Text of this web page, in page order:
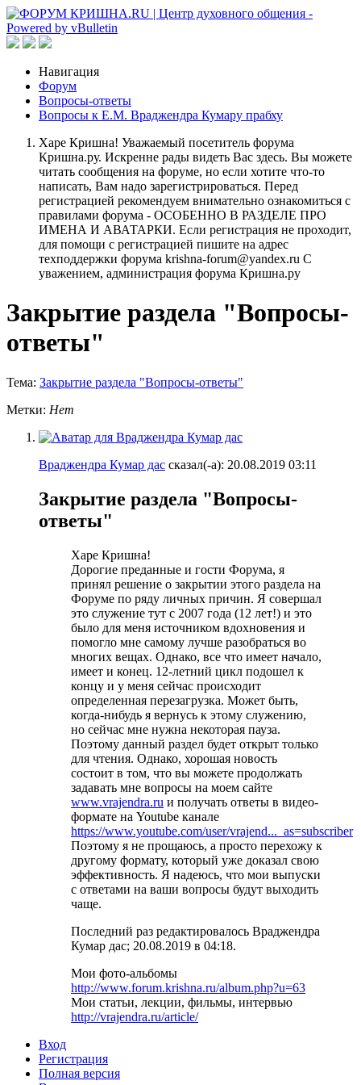
Навигация
Форум
Вопросы-ответы
Вопросы к Е.М. Враджендра Кумару прабху
Харе Кришна! Уважаемый посетитель форума
Кришна.ру. Искренне рады видеть Вас здесь. Вы можете
читать сообщения на форуме, но если хотите что-то
написать, Вам надо зарегистрироваться. Перед
регистрацией рекомендуем внимательно ознакомиться с
правилами форума - ОСОБЕННО В РАЗДЕЛЕ ПРО
ИМЕНА И АВАТАРКИ. Если регистрация не проходит,
для помощи с регистрацией пишите на адрес
техподдержки форума krishna-forum@yandex.ru С
уважением, администрация форума Кришна.ру
Закрытие раздела "Вопросы-
ответы"
Тема: Закрытие раздела "Вопросы-ответы"
Метки: Нет
Враджендра Кумар дас сказал(-а): 20.08.2019 03:11
Закрытие раздела "Вопросы-
ответы"
Харе Кришна!
Дорогие преданные и гости Форума, я
принял решение о закрытии этого раздела на
Форуме по ряду личных причин. Я совершал
это служение тут с 2007 года (12 лет!) и это
было для меня источником вдохновения и
помогло мне самому лучше разобраться во
многих вещах. Однако, все что имеет начало,
имеет и конец. 12-летний цикл подошел к
концу и у меня сейчас происходит
определенная перезагрузка. Может быть,
когда-нибудь я вернусь к этому служению,
но сейчас мне нужна некоторая пауза.
Поэтому данный раздел будет открыт только
для чтения. Однако, хорошая новость
состоит в том, что вы можете продолжать
задавать мне вопросы на моем сайте
www.vrajendra.ru и получать ответы в видео-
формате на Youtube канале
https://www.youtube.com/user/vrajend..._as=subscriber
Поэтому я не прощаюсь, а просто перехожу к
другому формату, который уже доказал свою
эффективность. Я надеюсь, что мои выпуски
с ответами на ваши вопросы будут выходить
чаще.
Последний раз редактировалось Враджендра
Кумар дас; 20.08.2019 в 04:18.
Мои фото-альбомы
http://www.forum.krishna.ru/album.php?u=63
Мои статьи, лекции, фильмы, интервью
http://vrajendra.ru/article/
Вход
Регистрация
Полная версия